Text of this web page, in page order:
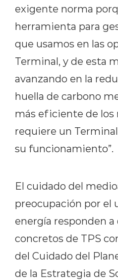
exigente norma
herramienta para
que usamos en las
Terminal, y de esta
avanzando en la
huella de carbono
más eficiente de los
requiere un
su funcionamiento”.
El cuidado del
preocupación por el
energía responden
concretos de TPS
del Cuidado del
de la Estrategia de